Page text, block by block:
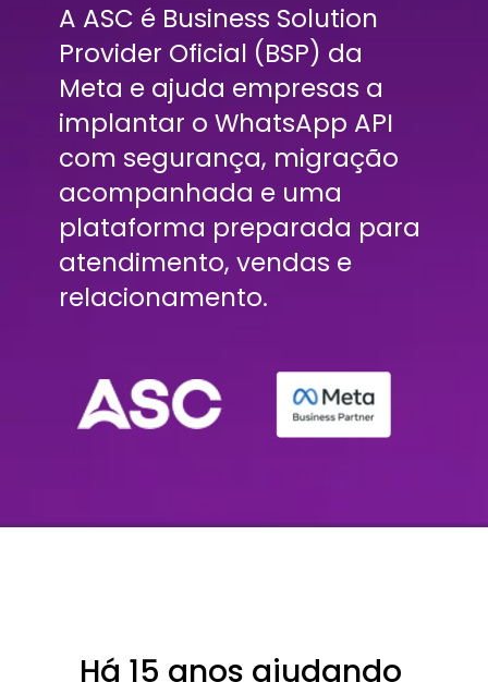
A ASC é Business Solution
Provider Oficial (BSP) da
Meta e ajuda empresas a
implantar o WhatsApp API
com segurança, migração
acompanhada e uma
plataforma preparada para
atendimento, vendas e
relacionamento.
Há 15 anos ajudando